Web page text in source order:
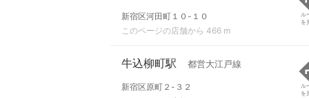
新宿区河田町１０-１０
このページの店舗から 466 m
ル
を
牛込柳町駅 都営大江戸線
新宿区原町２-３２
ル
を